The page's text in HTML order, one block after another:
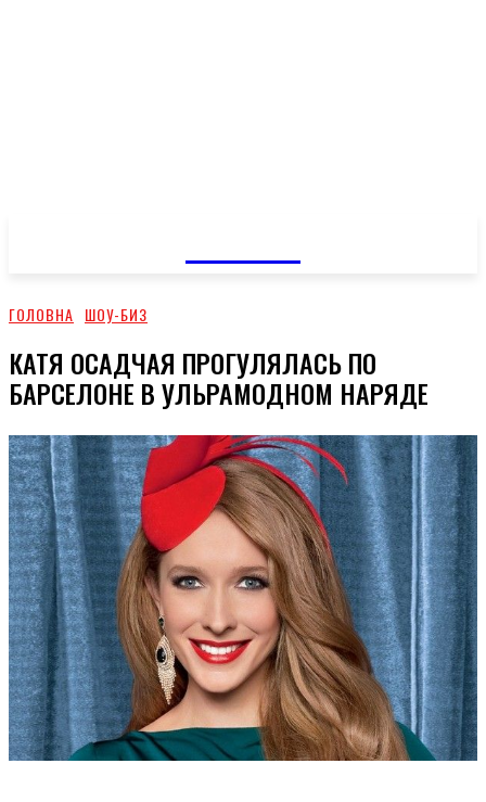
ГОЛОВНА ШОУ-БИЗ
КАТЯ ОСАДЧАЯ ПРОГУЛЯЛАСЬ ПО
БАРСЕЛОНЕ В УЛЬРАМОДНОМ НАРЯДЕ